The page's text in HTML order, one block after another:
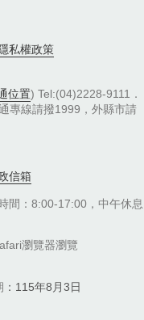
私權政策
位置) Tel:(04)2228-9111．
專線請撥1999，外縣市請
信箱
間：8:00-17:00，中午休息
瀏覽器瀏覽
115年8月3日